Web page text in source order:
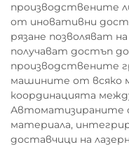
производствените
от иновативни
рязане позволяват
получават достъп
производствените
машините от всяко
координацията
Автоматизираните
материала,
доставчици на